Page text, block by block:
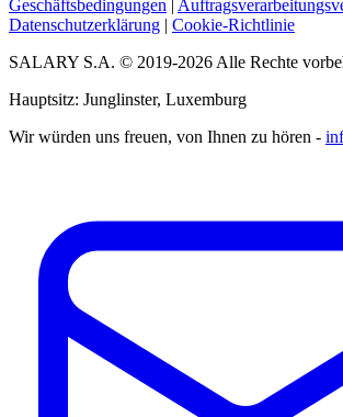
Geschäftsbedingungen |
Datenschutzerklärung | Cookie-Richtlinie
SALARY S.A. © 2019-2026 Alle Rechte
Hauptsitz: Junglinster, Luxemburg
Wir würden uns freuen, von Ihnen zu hören -